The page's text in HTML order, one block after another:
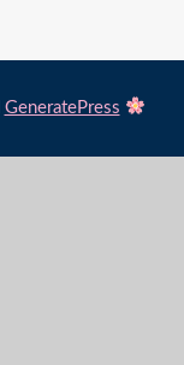
GeneratePress